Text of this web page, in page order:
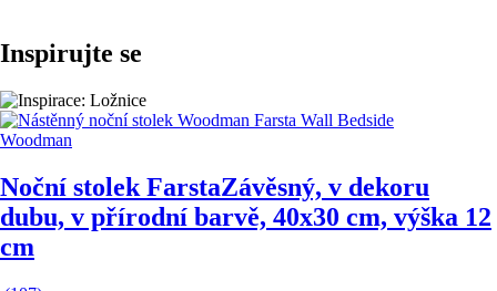
Inspirujte se
Woodman
Noční stolek FarstaZávěsný, v dekoru
dubu, v přírodní barvě, 40x30 cm, výška 12
cm